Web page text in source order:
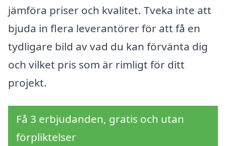
jämföra priser och kvalitet. Tveka inte att
bjuda in flera leverantörer för att få en
tydligare bild av vad du kan förvänta dig
och vilket pris som är rimligt för ditt
projekt.
Få 3 erbjudanden, gratis och utan
förpliktelser